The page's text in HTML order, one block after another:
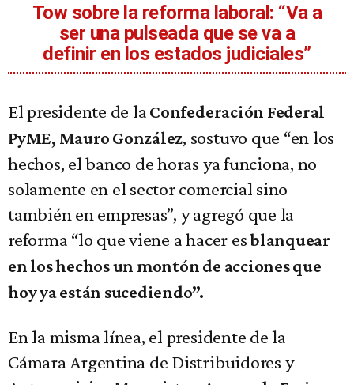
Tow sobre la reforma laboral: “Va a
ser una pulseada que se va a
definir en los estados judiciales”
El presidente de la Confederación Federal
PyME, Mauro González, sostuvo que “en los
hechos, el banco de horas ya funciona, no
solamente en el sector comercial sino
también en empresas”, y agregó que la
reforma “lo que viene a hacer esblanquear
en los hechos un montón de acciones que
hoy ya están sucediendo”.
En la misma línea, el presidente de la
Cámara Argentina de Distribuidores y